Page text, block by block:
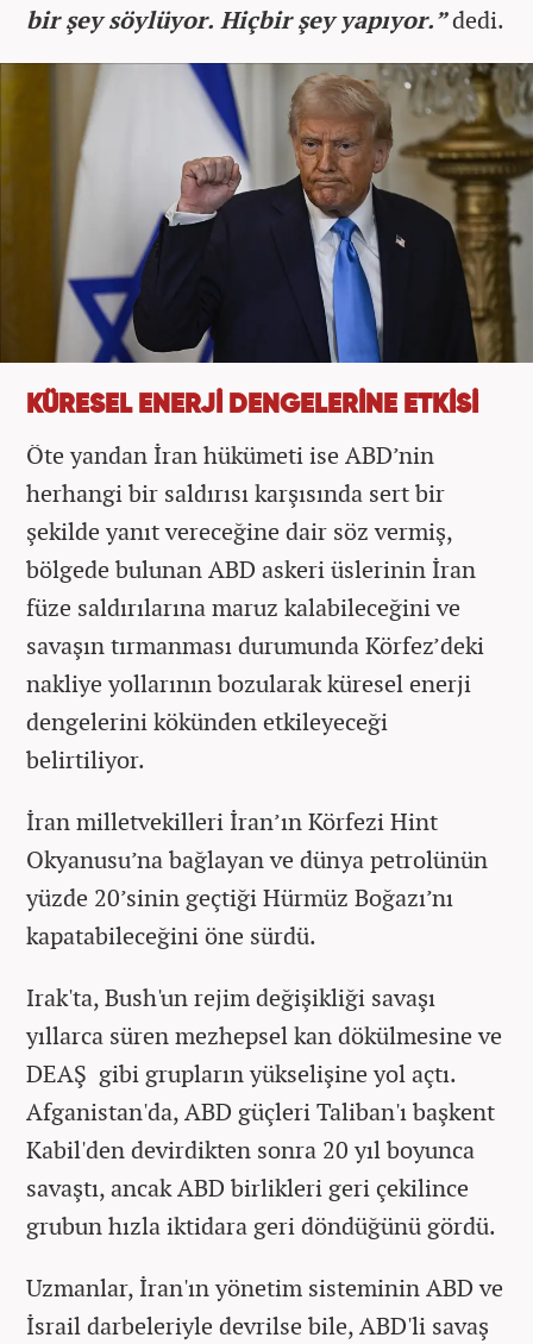
bir şey söylüyor. Hiçbir şey yapıyor.”dedi.
KÜRESEL ENERJİ DENGELERİNE ETKİSİ
Öte yandan İran hükümeti ise ABD’nin
herhangi bir saldırısı karşısında sert bir
şekilde yanıt vereceğine dair söz vermiş,
bölgede bulunan ABD askeri üslerinin İran
füze saldırılarına maruz kalabileceğini ve
savaşın tırmanması durumunda Körfez’deki
nakliye yollarının bozularak küresel enerji
dengelerini kökünden etkileyeceği
belirtiliyor.
İran milletvekilleri İran’ın Körfezi Hint
Okyanusu’na bağlayan ve dünya petrolünün
yüzde 20’sinin geçtiği Hürmüz Boğazı’nı
kapatabileceğini öne sürdü.
Irak'ta, Bush'un rejim değişikliği savaşı
yıllarca süren mezhepsel kan dökülmesine ve
DEAŞ gibi grupların yükselişine yol açtı.
Afganistan'da, ABD güçleri Taliban'ı başkent
Kabil'den devirdikten sonra 20 yıl boyunca
savaştı, ancak ABD birlikleri geri çekilince
grubun hızla iktidara geri döndüğünü gördü.
Uzmanlar, İran'ın yönetim sisteminin ABD ve
İsrail darbeleriyle devrilse bile, ABD'li savaş